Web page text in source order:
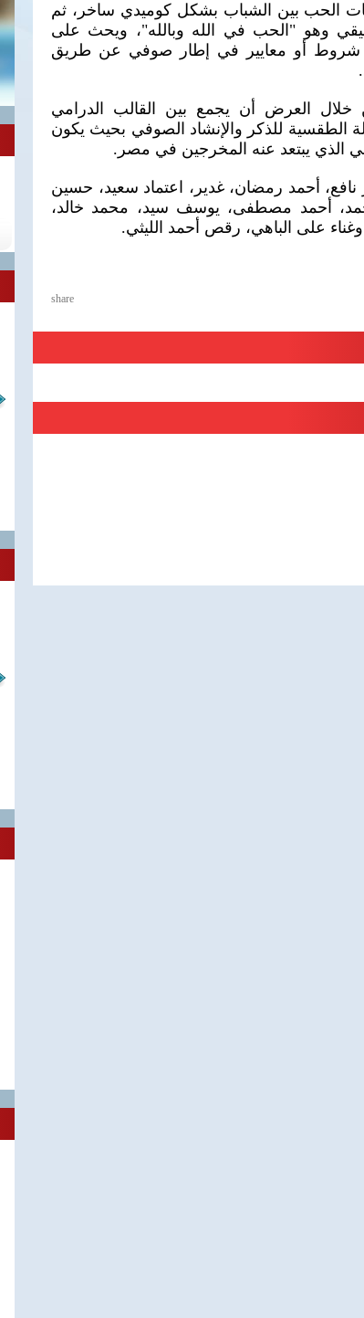
الحب بين الشباب بشكل كوميدي ساخر، ثم
وهو "الحب في الله وبالله"، ويحث على
شروط أو معايير في إطار صوفي عن طريق
العرض أن يجمع بين القالب الدرامي
الطقسية للذكر والإنشاد الصوفي بحيث يكون
يبتعد عنه المخرجين في مصر.
نافع، أحمد رمضان، غدير، اعتماد سعيد، حسين
أحمد مصطفى، يوسف سيد، محمد خالد،
على الباهي، رقص أحمد الليثي.
share